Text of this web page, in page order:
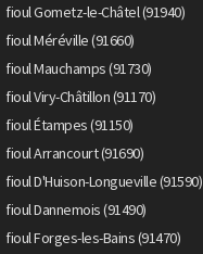
fioul Gometz-le-Châtel (91940)
fioul Méréville (91660)
fioul Mauchamps (91730)
fioul Viry-Châtillon (91170)
fioul Étampes (91150)
fioul Arrancourt (91690)
fioul D'Huison-Longueville (91590)
fioul Dannemois (91490)
fioul Forges-les-Bains (91470)